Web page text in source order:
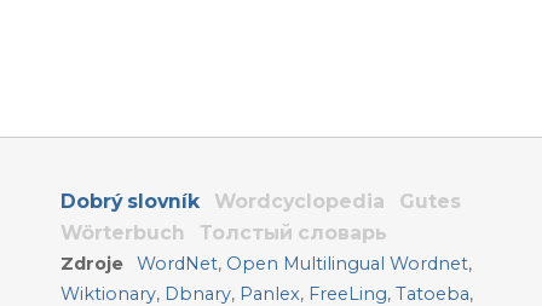
Dobrý slovník Wordcyclopedia
Gutes
Wörterbuch
Толстый словарь
Zdroje WordNet, Open Multilingual Wordnet,
Wiktionary, Dbnary, Panlex, FreeLing, Tatoeba,